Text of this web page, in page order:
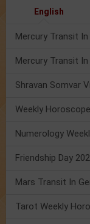
English
Numerology
Tarot Weekly